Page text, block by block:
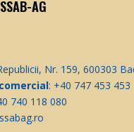
AG
Nr. 159, 600303
: +40 747 453 453
740 118 080